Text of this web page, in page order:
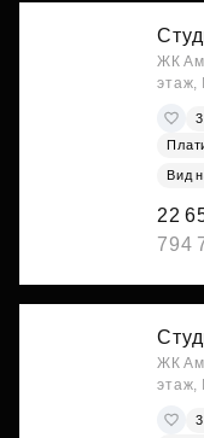
ЖК
этаж,
Вид
22
794
ЖК
этаж,